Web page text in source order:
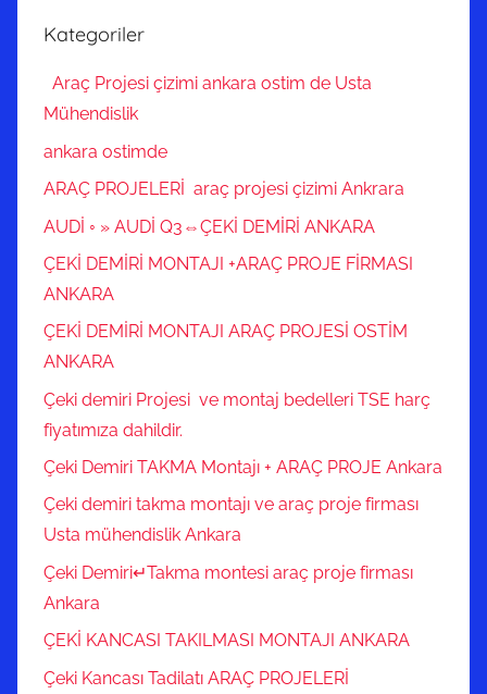
Kategoriler
Araç Projesi çizimi ankara ostim de Usta
Mühendislik
ankara ostimde
ARAÇ PROJELERİ araç projesi çizimi Ankrara
AUDİ ◦ » AUDİ Q3⇔ÇEKİ DEMİRİ ANKARA
ÇEKİ DEMİRİ MONTAJI +ARAÇ PROJE FİRMASI
ANKARA
ÇEKİ DEMİRİ MONTAJI ARAÇ PROJESİ OSTİM
ANKARA
Çeki demiri Projesi ve montaj bedelleri TSE harç
fiyatımıza dahildir.
Çeki Demiri TAKMA Montajı + ARAÇ PROJE Ankara
Çeki demiri takma montajı ve araç proje firması
Usta mühendislik Ankara
Çeki Demiri↵Takma montesi araç proje firması
Ankara
ÇEKİ KANCASI TAKILMASI MONTAJI ANKARA
Çeki Kancası Tadilatı ARAÇ PROJELERİ